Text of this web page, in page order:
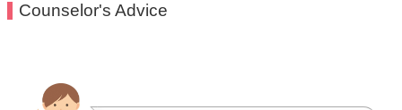
Counselor's Advice